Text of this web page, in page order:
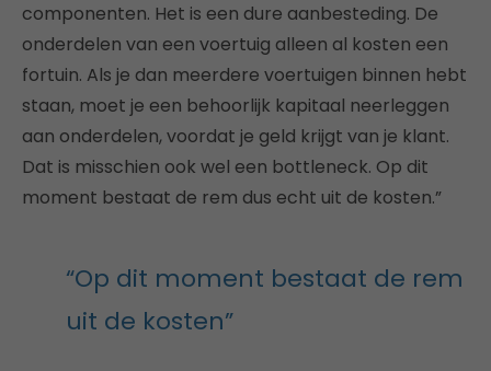
componenten. Het is een dure aanbesteding. De
onderdelen van een voertuig alleen al kosten een
fortuin. Als je dan meerdere voertuigen binnen hebt
staan, moet je een behoorlijk kapitaal neerleggen
aan onderdelen, voordat je geld krijgt van je klant.
Dat is misschien ook wel een bottleneck. Op dit
moment bestaat de rem dus echt uit de kosten.”
“Op dit moment bestaat de rem
uit de kosten”